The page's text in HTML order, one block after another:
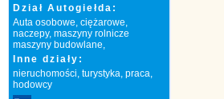
Dział Autogiełda:
Auta osobowe, ciężarowe,
naczepy, maszyny rolnicze
maszyny budowlane,
Inne działy:
nieruchomości, turystyka, praca,
hodowcy